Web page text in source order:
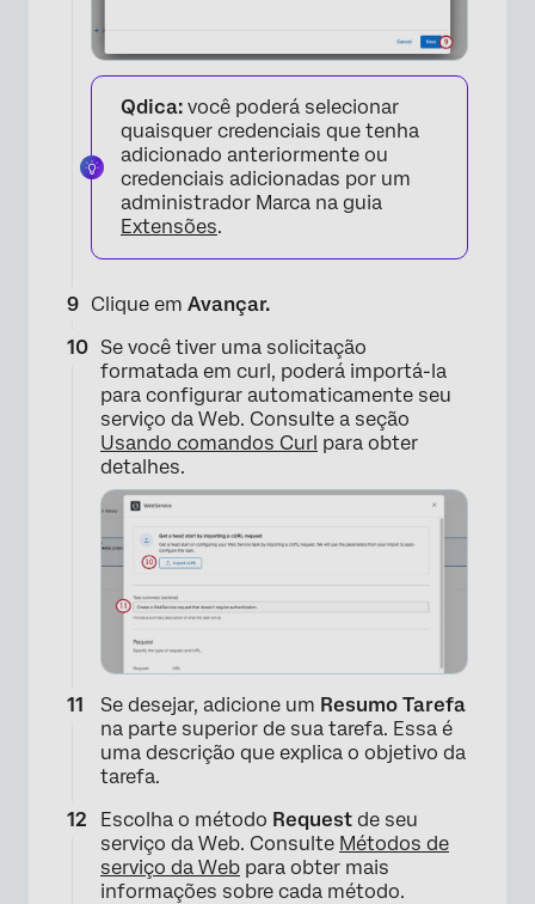
Qdica: você poderá selecionar
quaisquer credenciais que tenha
adicionado anteriormente ou
credenciais adicionadas por um
administrador Marca na guia
Extensões.
Clique em Avançar.
Se você tiver uma solicitação
formatada em curl, poderá importá-la
para configurar automaticamente seu
serviço da Web. Consulte a seção
Usando comandos Curl para obter
detalhes.
Se desejar, adicione um Resumo Tarefa
na parte superior de sua tarefa. Essa é
uma descrição que explica o objetivo da
tarefa.
Escolha o método Request de seu
serviço da Web. Consulte Métodos de
serviço da Web para obter mais
informações sobre cada método.